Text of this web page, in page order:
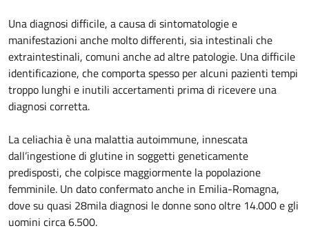
Una diagnosi difficile, a causa di sintomatologie e
manifestazioni anche molto differenti, sia intestinali che
extraintestinali, comuni anche ad altre patologie. Una difficile
identificazione, che comporta spesso per alcuni pazienti tempi
troppo lunghi e inutili accertamenti prima di ricevere una
diagnosi corretta.
La celiachia è una malattia autoimmune, innescata
dall’ingestione di glutine in soggetti geneticamente
predisposti, che colpisce maggiormente la popolazione
femminile. Un dato confermato anche in Emilia-Romagna,
dove su quasi 28mila diagnosi le donne sono oltre 14.000 e gli
uomini circa 6.500.